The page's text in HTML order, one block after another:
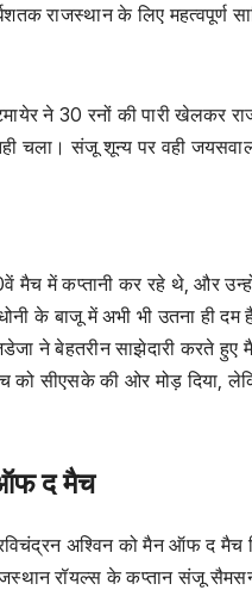
राजस्थान के लिए महत्वपूर्ण
ने 30 रनों की पारी खेलकर
चला। संजू शून्य पर वही
मैच में कप्तानी कर रहे थे, और
के बाजू में अभी भी उतना ही
ने बेहतरीन साझेदारी करते
को सीएसके की ओर मोड़ दिया,
द मैच
अश्विन को मैन ऑफ द मैच
रॉयल्स के कप्तान संजू